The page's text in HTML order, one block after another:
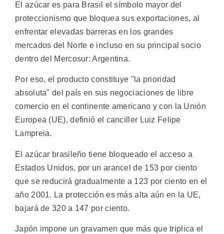
El azúcar es para Brasil el símbolo mayor del
proteccionismo que bloquea sus exportaciones, al
enfrentar elevadas barreras en los grandes
mercados del Norte e incluso en su principal socio
dentro del Mercosur: Argentina.
Por eso, el producto constituye "la prioridad
absoluta" del país en sus negociaciones de libre
comercio en el continente americano y con la Unión
Europea (UE), definió el canciller Luiz Felipe
Lampreia.
El azúcar brasileño tiene bloqueado el acceso a
Estados Unidos, por un arancel de 153 por ciento
que se reducirá gradualmente a 123 por ciento en el
año 2001. La protección es más alta aún en la UE,
bajará de 320 a 147 por ciento.
Japón impone un gravamen que más que triplica el